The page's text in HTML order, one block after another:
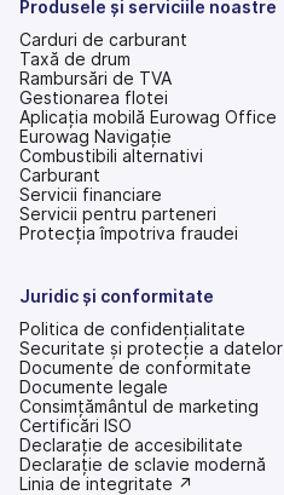
Produsele și serviciile noastre
Carduri de carburant
Taxă de drum
Rambursări de TVA
Gestionarea flotei
Aplicația mobilă Eurowag Office
Eurowag Navigație
Combustibili alternativi
Carburant
Servicii financiare
Servicii pentru parteneri
Protecția împotriva fraudei
Juridic și conformitate
Politica de confidențialitate
Securitate și protecție a datelor
Documente de conformitate
Documente legale
Consimțământul de marketing
Certificări ISO
Declarație de accesibilitate
(se
deschide
Declarație de sclavie modernă
(se
Linia de integritate ↗